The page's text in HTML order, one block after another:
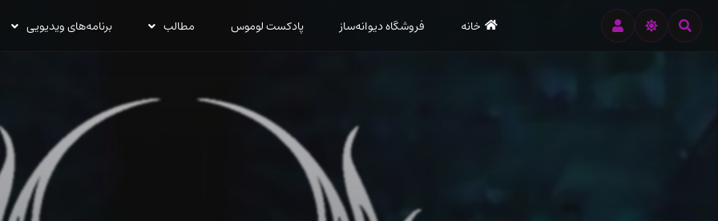
ورود
خانه فروشگاه دیوانه‌ساز پادکست لوموس مطالب برنامه‌های ویدیویی